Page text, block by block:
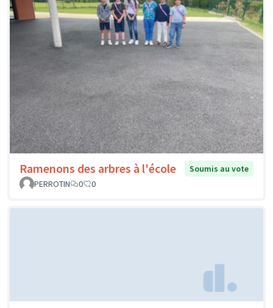
Ramenons des arbres à l'école
Soumis au vote
PERROTIN
0 0